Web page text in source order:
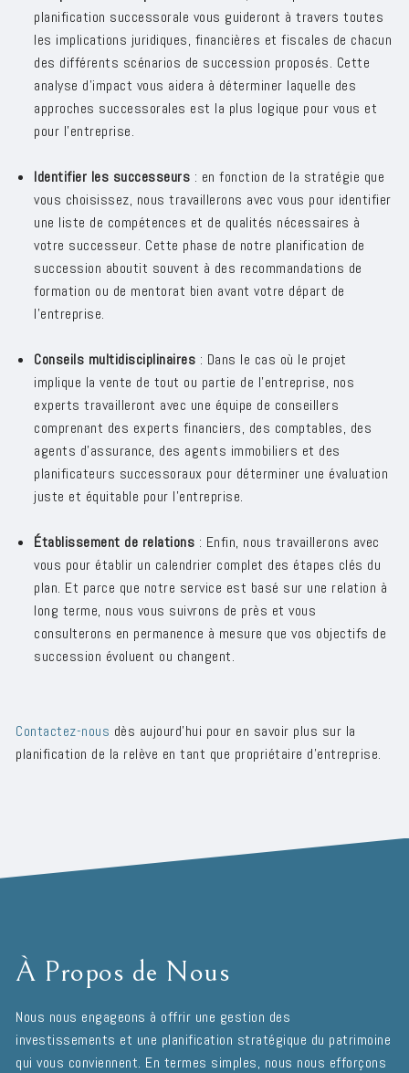
planification successorale vous guideront à travers toutes
les implications juridiques, financières et fiscales de chacun
des différents scénarios de succession proposés. Cette
analyse d’impact vous aidera à déterminer laquelle des
approches successorales est la plus logique pour vous et
pour l’entreprise.
Identifier les successeurs : en fonction de la stratégie que
vous choisissez, nous travaillerons avec vous pour identifier
une liste de compétences et de qualités nécessaires à
votre successeur. Cette phase de notre planification de
succession aboutit souvent à des recommandations de
formation ou de mentorat bien avant votre départ de
l'entreprise.
Conseils multidisciplinaires : Dans le cas où le projet
implique la vente de tout ou partie de l'entreprise, nos
experts travailleront avec une équipe de conseillers
comprenant des experts financiers, des comptables, des
agents d'assurance, des agents immobiliers et des
planificateurs successoraux pour déterminer une évaluation
juste et équitable pour l'entreprise.
Établissement de relations : Enfin, nous travaillerons avec
vous pour établir un calendrier complet des étapes clés du
plan. Et parce que notre service est basé sur une relation à
long terme, nous vous suivrons de près et vous
consulterons en permanence à mesure que vos objectifs de
succession évoluent ou changent.
Contactez-nous dès aujourd'hui pour en savoir plus sur la
planification de la relève en tant que propriétaire d'entreprise.
À Propos de Nous
Nous nous engageons à offrir une gestion des
investissements et une planification stratégique du patrimoine
qui vous conviennent. En termes simples, nous nous efforçons